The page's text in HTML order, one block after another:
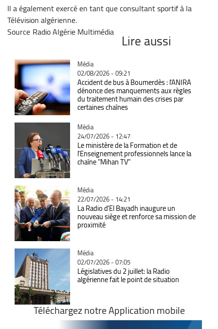
Il a également exercé en tant que consultant sportif à la
Télévision algérienne.
Source Radio Algérie Multimédia Lire aussi
Catégorie
Média
02/08/2026 - 09:21
Accident de bus à Boumerdès : l'ANIRA
dénonce des manquements aux règles
du traitement humain des crises par
certaines chaînes
Catégorie
Média
24/07/2026 - 12:47
Le ministère de la Formation et de
l'Enseignement professionnels lance la
chaîne "Mihan TV"
Catégorie
Média
22/07/2026 - 14:21
La Radio d’El Bayadh inaugure un
nouveau siège et renforce sa mission de
proximité
Catégorie
Média
02/07/2026 - 07:05
Législatives du 2 juillet: la Radio
algérienne fait le point de situation
Téléchargez notre Application mobile